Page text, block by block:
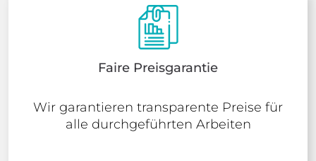
Faire Preisgarantie
Wir garantieren transparente Preise für
alle durchgeführten Arbeiten